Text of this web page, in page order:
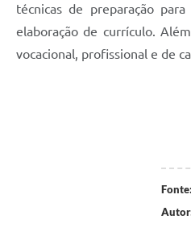
técnicas de preparação
elaboração de currículo.
vocacional, profissional e de
Fonte: